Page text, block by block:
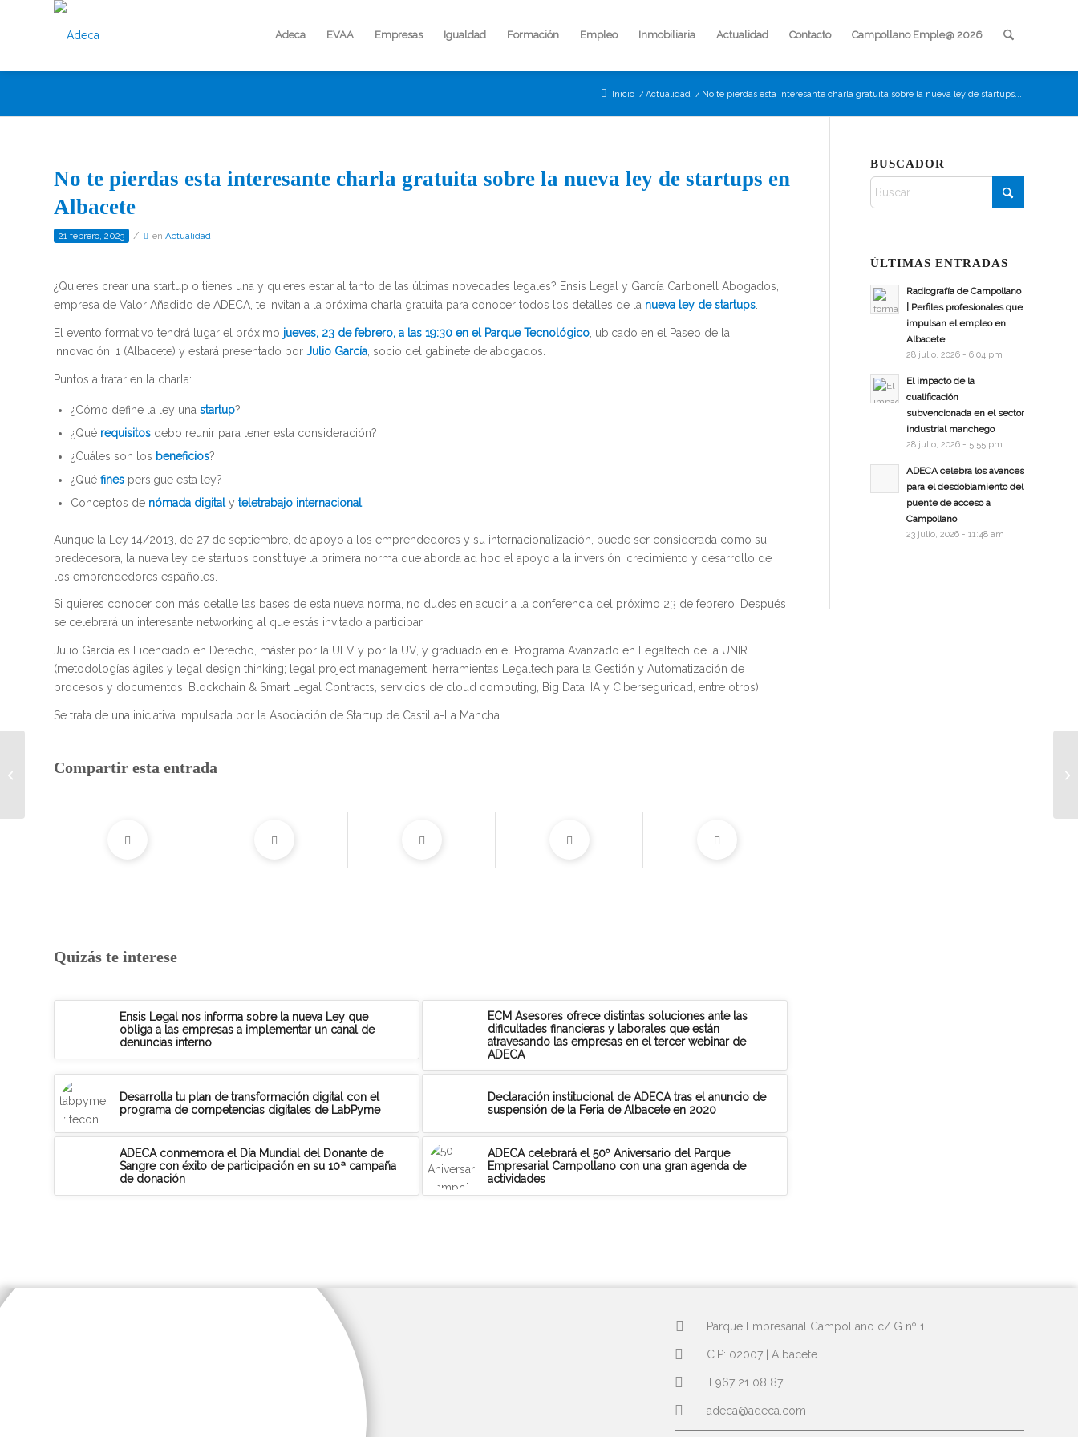
Adeca EVAA Empresas Igualdad Formación Empleo Inmobiliaria Actualidad Contacto Campollano Emple@ 2026
Inicio / Actualidad / No te pierdas esta interesante charla gratuita sobre la nueva ley de startups...
No te pierdas esta interesante charla gratuita sobre la nueva ley de startups en
Albacete
21 febrero, 2023 / en Actualidad
¿Quieres crear una startup o tienes una y quieres estar al tanto de las últimas novedades legales? Ensis Legal y García Carbonell Abogados,
empresa de Valor Añadido de ADECA, te invitan a la próxima charla gratuita para conocer todos los detalles de la nueva ley de startups
El evento formativo tendrá lugar el próximo jueves, 23 de febrero, a las 19:30 en el Parque Tecnológico , ubicado en el Paseo de la
Innovación, 1 (Albacete) y estará presentado por Julio García , socio del gabinete de abogados.
Puntos a tratar en la charla:
¿Cómo define la ley una startup?
¿Qué requisitos debo reunir para tener esta consideración?
¿Cuáles son los beneficios?
¿Qué fines persigue esta ley?
Conceptos de nómada digitaly teletrabajo internacional.
Aunque la Ley 14/2013, de 27 de septiembre, de apoyo a los emprendedores y su internacionalización, puede ser considerada como su
predecesora, la nueva ley de startups constituye la primera norma que aborda ad hoc el apoyo a la inversión, crecimiento y desarrollo de
los emprendedores españoles.
Si quieres conocer con más detalle las bases de esta nueva norma, no dudes en acudir a la conferencia del próximo 23 de febrero. Después
se celebrará un interesante networking al que estás invitado a participar.
Julio García es Licenciado en Derecho, máster por la UFV y por la UV, y graduado en el Programa Avanzado en Legaltech de la UNIR
(metodologías ágiles y legal design thinking; legal project management, herramientas Legaltech para la Gestión y Automatización de
procesos y documentos, Blockchain & Smart Legal Contracts, servicios de cloud computing, Big Data, IA y Ciberseguridad, entre otros).
Se trata de una iniciativa impulsada por la Asociación de Startup de Castilla-La Mancha.
Compartir esta entrada
Quizás te interese
Ensis Legal nos informa sobre la nueva Ley que
obliga a las empresas a implementar un canal de
denuncias interno
ECM Asesores ofrece distintas soluciones ante las
dificultades financieras y laborales que están
atravesando las empresas en el tercer webinar de
ADECA
Desarrolla tu plan de transformación digital con el
programa de competencias digitales de LabPyme
Declaración institucional de ADECA tras el anuncio de
suspensión de la Feria de Albacete en 2020
ADECA conmemora el Día Mundial del Donante de
Sangre con éxito de participación en su 10ª campaña
de donación
ADECA celebrará el 50º Aniversario del Parque
Empresarial Campollano con una gran agenda de
actividades
BUSCADOR
ÚLTIMAS ENTRADAS
Radiografía de Campollano
| Perfiles profesionales que
impulsan el empleo en
Albacete
28 julio, 2026 - 6:04 pm
El impacto de la
cualificación
subvencionada en el sector
industrial manchego
28 julio, 2026 - 5:55 pm
ADECA celebra los avances
para el desdoblamiento del
puente de acceso a
Campollano
23 julio, 2026 - 11:48 am
Parque Empresarial Campollano c/ G nº 1
C.P: 02007 | Albacete
T.967 21 08 87
adeca@adeca.com
invita a su reunión
tradicional el 9 de